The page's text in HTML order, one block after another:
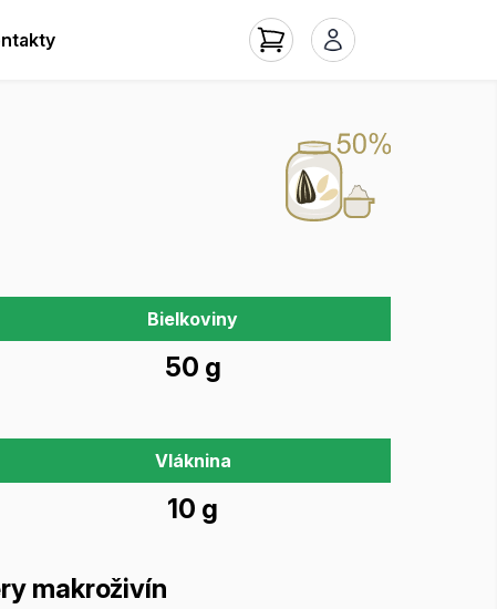
Bielkoviny
50 g
Vláknina
10 g
makroživín